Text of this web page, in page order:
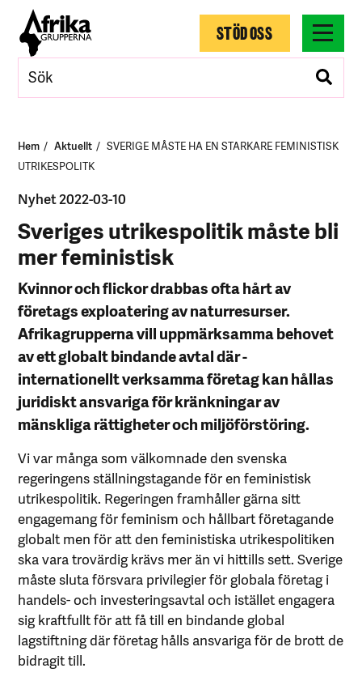
STÖD OSS
Hem Aktuellt
SVERIGE MÅSTE HA EN STARKARE FEMINISTISK
UTRIKESPOLITK
Nyhet 2022-03-10
Sveriges utrikespolitik måste bli
mer feministisk
Kvinnor och flickor drabbas ofta hårt av
företags exploatering av naturresurser.
Afrikagrupperna vill uppmärksamma behovet
av ett globalt bindande avtal där ­
internationellt verksamma företag kan hållas
juridiskt ansvariga för kränkningar av
mänskliga rättigheter och miljöförstöring.
Vi var många som välkomnade den svenska
regeringens ställnings­tagande för en feministisk
utrikespolitik. Regeringen framhåller gärna sitt
engagemang för feminism och hållbart företagande
globalt men för att den feministiska utrikes­politiken
ska vara trovärdig krävs mer än vi hittills sett. Sverige
måste sluta försvara privilegier för globala företag i
handels- och investeringsavtal och istället engagera
sig kraftfullt för att få till en bindande global
lagstiftning där företag hålls ansvariga för de brott de
bidragit till.